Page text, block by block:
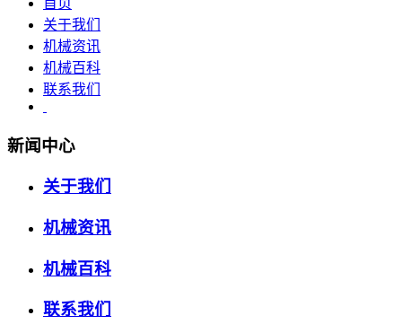
关于我们
机械资讯
机械百科
联系我们
新闻中心
关于我们
机械资讯
机械百科
联系我们